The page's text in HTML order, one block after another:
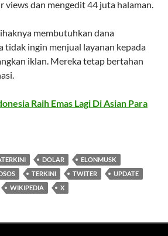
views dan mengedit 44 juta halaman.
membutuhkan dana
tidak ingin menjual layanan kepada
iklan. Mereka tetap bertahan
Raih Emas Lagi Di Asian Para
DOLAR
ELONMUSK
TERKINI TWITER
UPDATE
WIKIPEDIA X